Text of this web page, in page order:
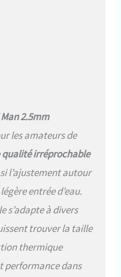
2.5mm
les amateurs de
qualité irréprochable
l’ajustement autour
entrée d’eau.
s’adapte à divers
trouver la taille
thermique
performance dans